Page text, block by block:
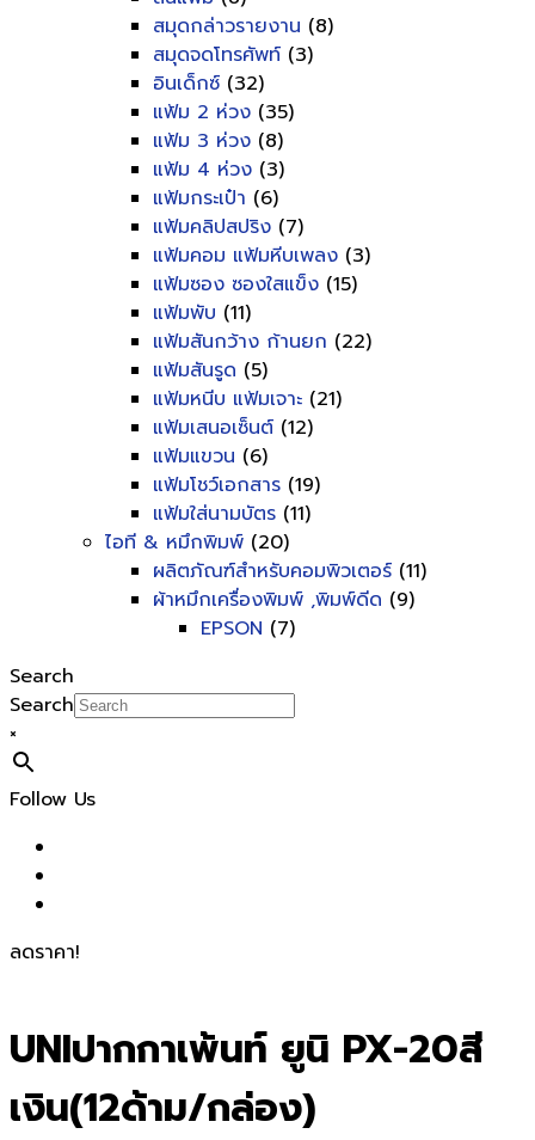
สมุดกล่าวรายงาน (8)
สมุดจดโทรศัพท์ (3)
อินเด็กซ์ (32)
แฟ้ม 2 ห่วง (35)
แฟ้ม 3 ห่วง (8)
แฟ้ม 4 ห่วง (3)
แฟ้มกระเป๋า (6)
แฟ้มคลิปสปริง (7)
แฟ้มคอม แฟ้มหีบเพลง (3)
แฟ้มซอง ซองใสแข็ง (15)
แฟ้มพับ (11)
แฟ้มสันกว้าง ก้านยก (22)
แฟ้มสันรูด (5)
แฟ้มหนีบ แฟ้มเจาะ (21)
แฟ้มเสนอเซ็นต์ (12)
แฟ้มแขวน (6)
แฟ้มโชว์เอกสาร (19)
แฟ้มใส่นามบัตร (11)
ไอที & หมึกพิมพ์ (20)
ผลิตภัณฑ์สำหรับคอมพิวเตอร์ (11)
ผ้าหมึกเครื่องพิมพ์ ,พิมพ์ดีด (9)
EPSON (7)
Search
Search
×
Follow Us
ลดราคา!
UNIปากกาเพ้นท์ ยูนิ PX-20สี
เงิน(12ด้าม/กล่อง)